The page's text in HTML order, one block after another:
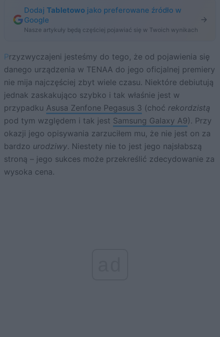
Dodaj Tabletowo jako preferowane źródło w
Google
Nasze artykuły będą częściej pojawiać się w Twoich wynikach
Przyzwyczajeni jesteśmy do tego, że od pojawienia się
danego urządzenia w TENAA do jego oficjalnej premiery
nie mija najczęściej zbyt wiele czasu. Niektóre debiutują
jednak zaskakująco szybko i tak właśnie jest w
przypadku Asusa Zenfone Pegasus 3 (choć rekordzistą
pod tym względem i tak jest Samsung Galaxy A9). Przy
okazji jego opisywania zarzuciłem mu, że nie jest on za
bardzo urodziwy. Niestety nie to jest jego najsłabszą
stroną – jego sukces może przekreślić zdecydowanie za
wysoka cena.